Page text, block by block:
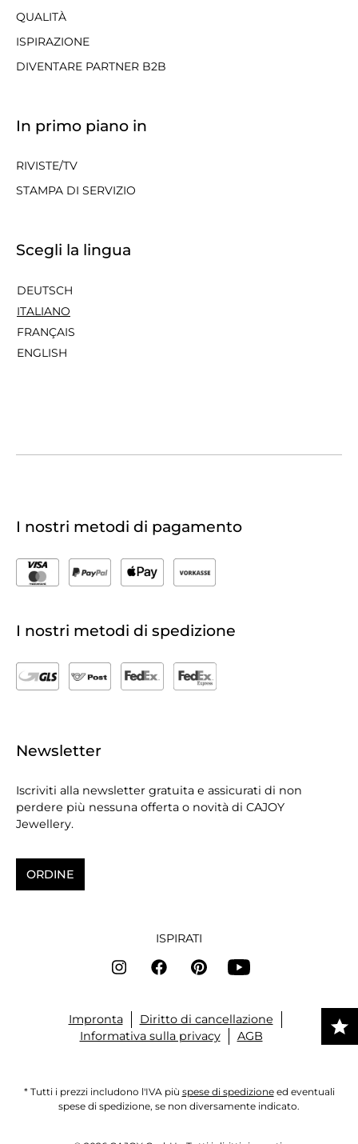
QUALITÀ
ISPIRAZIONE
DIVENTARE PARTNER B2B
In primo piano in
RIVISTE/TV
STAMPA DI SERVIZIO
Scegli la lingua
DEUTSCH
ITALIANO
FRANÇAIS
ENGLISH
I nostri metodi di pagamento
I nostri metodi di spedizione
Newsletter
Iscriviti alla newsletter gratuita e assicurati di non
perdere più nessuna offerta o novità di CAJOY
Jewellery.
ORDINE
ISPIRATI
Impronta
Diritto di cancellazione
Informativa sulla privacy
AGB
* Tutti i prezzi includono l'IVA più spese di spedizioneed eventuali
spese di spedizione, se non diversamente indicato.